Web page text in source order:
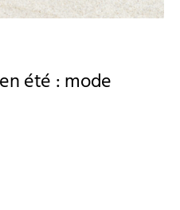
été : mode